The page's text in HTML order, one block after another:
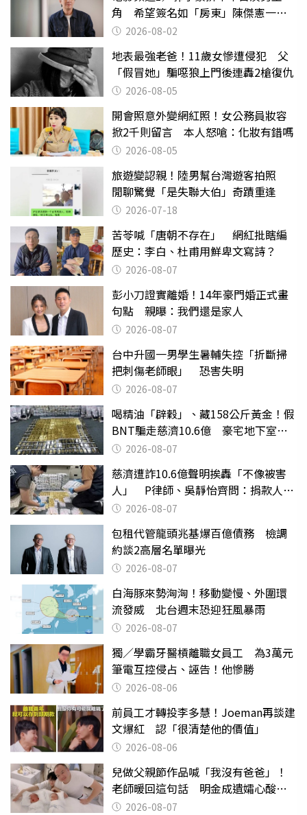
角 希望簽名如「房東」陳傑憲一般
搶手2026-08-02
地表最強老爸！11歲女慘遭侵犯 父
「假冒她」騙噁狼上門後連轟2槍復仇
2026-08-05
開會照意外變網紅照！女公務員妝容
掀2千則留言 本人怒嗆：化妝有錯嗎
2026-08-05
旅遊變認親！陸男幫台灣遊客拍照
閒聊驚覺「是失聯大伯」奇蹟重逢
2026-07-18
苦苓喊「唐朝不存在」 網紅批瞎編
歷史：李白、杜甫用鮮卑文寫詩？
2026-08-07
彭小刀證實離婚！14年豪門婚正式畫
句點 親曝：我們還是家人
2026-08-07
台中升國一男學生暑輔失控「折斷掃
把刺傷老師眼」 恐害失明
2026-08-07
喝精油「辟穀」、藏158公斤黃金！假
BNT騙走慈濟10.6億 豪宅地下室竟
挖出乾鮑金庫
2026-08-07
慈濟遭詐10.6億聲明挨轟「不像被害
人」 P律師、吳靜怡齊問：捐款人有
權知道真相
2026-08-07
包租代管龍頭兆基爆百億債務 檢調
約談2高層名單曝光
2026-08-07
白海豚來勢洶洶！移動變慢、外圍環
流發威 北台週末恐迎狂風暴雨
2026-08-07
獨／學霸牙醫槓離職女員工 為3萬元
筆電互控侵占、誣告！他慘勝
2026-08-06
前員工才轉投李多慧！Joeman再談建
文爆紅 認「很清楚他的價值」
2026-08-06
兒做父親節作品喊「我沒有爸爸」！
老師暖回這句話 明金成遺孀心酸惹
淚 2026-08-07